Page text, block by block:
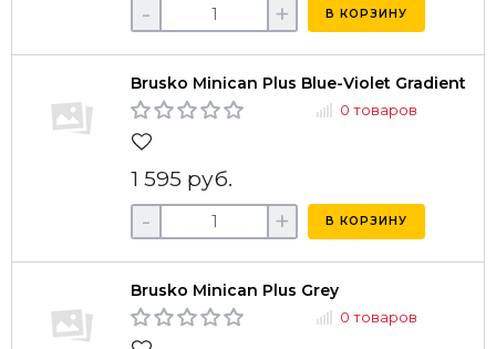
- + В КОРЗИНУ
Brusko Minican Plus Blue-Violet Gradient
0 товаров
1 595 руб.
- + В КОРЗИНУ
Brusko Minican Plus Grey
0 товаров